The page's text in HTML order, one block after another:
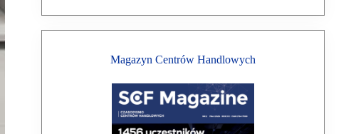
Magazyn Centrów Handlowych